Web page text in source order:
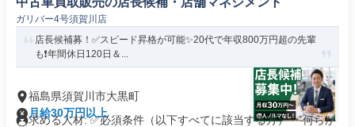
ガリバー4号須賀川店
店長候補募！✅️スピード昇格が可能✨20代で年収800万円超の先輩
も❗️年間休日120日＆...
福島県須賀川市大黒町
月給30万円以上
求める人材: ✅必須条件（以下すべてに該当する方） ・何らか